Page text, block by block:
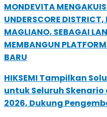
MONDEVITA
UNDERSCORE
MAGLIANO, SEBAGAI
MEMBANGUN
BARU
HIKSEMI Tampilkan
untuk Seluruh
2026, Dukung